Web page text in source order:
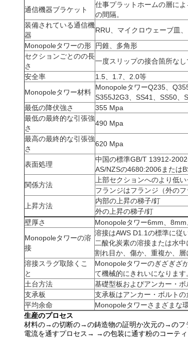
通信機器ブラケット
仕事プラットホームの層に
の間隔。
装備されている通信機
器
RRU、マイクロウェーブ皿
Monopoleタワーの形 円錐、多角形
セクションごとのの長
さ
一度スリップの接合箇所な
安全率
1.5、1.7、2.0等
Monopoleタワー材料
MonopoleタワーQ235、
S355J2G3、SS41、SS50、
最低の降伏強さ
355 Mpa
最低の最終的な引張強
さ
490 Mpa
最高の最終的な引張強
さ
620 Mpa
表面処理
中国の標準GB/T 13912-
AS/NZSの4680:2006または
関係方法
上部セクションへのより低
フランジはフランジ（外の
上昇方法
内部の上昇の梯子/釘
外の上昇の梯子/釘
壁厚さ
Monopoleタワー6mm、
Monopoleタワーの溶
接
溶接はAWS D1.1の標準に従
二酸化炭素の溶接または水
割れ目か、傷か、重複か、
溶接スラグ取除くこ
と
Monopoleタワーのぎざぎざ
て機械的にきれいになります
土台方法
基礎型板およびアンカー・
支承板
支承板はアンカー・ボルト
平均余命
Monopoleタワーさまざまな
生産のプロセス
材料の→の切断の→の鋳造物の証明か次元の→の
電流を通すプロセス→ →の包装に通す粉のコーテ